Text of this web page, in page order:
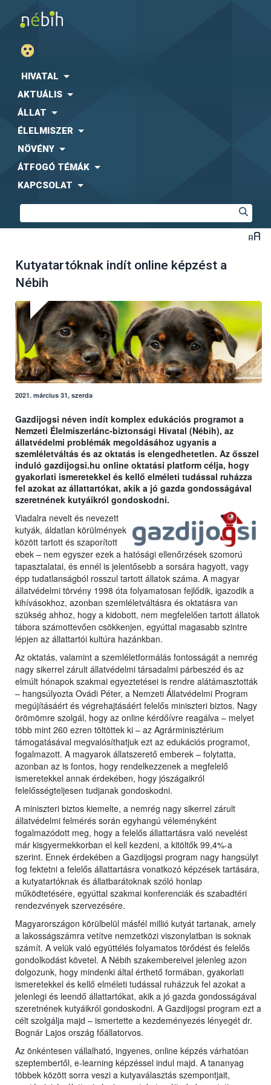
HIVATAL
AKTUÁLIS
ÁLLAT
ÉLELMISZER
NÖVÉNY
ÁTFOGÓ TÉMÁK
KAPCSOLAT
Kutyatartóknak indít online képzést a
Nébih
2021. március 31, szerda
Gazdijogsi néven indít komplex edukációs programot a
Nemzeti Élelmiszerlánc-biztonsági Hivatal (Nébih), az
állatvédelmi problémák megoldásához ugyanis a
szemléletváltás és az oktatás is elengedhetetlen. Az ősszel
induló gazdijogsi.hu online oktatási platform célja, hogy
gyakorlati ismeretekkel és kellő elméleti tudással ruházza
fel azokat az állattartókat, akik a jó gazda gondosságával
szeretnének kutyáikról gondoskodni.
Viadalra nevelt és nevezett
kutyák, áldatlan körülmények
között tartott és szaporított
ebek – nem egyszer ezek a hatósági ellenőrzések szomorú
tapasztalatai, és ennél is jelentősebb a sorsára hagyott, vagy
épp tudatlanságból rosszul tartott állatok száma. A magyar
állatvédelmi törvény 1998 óta folyamatosan fejlődik, igazodik a
kihívásokhoz, azonban szemléletváltásra és oktatásra van
szükség ahhoz, hogy a kidobott, nem megfelelően tartott állatok
tábora számottevően csökkenjen, egyúttal magasabb szintre
lépjen az állattartói kultúra hazánkban.
Az oktatás, valamint a szemléletformálás fontosságát a nemrég
nagy sikerrel zárult állatvédelmi társadalmi párbeszéd és az
elmúlt hónapok szakmai egyeztetései is rendre alátámasztották
– hangsúlyozta Ovádi Péter, a Nemzeti Állatvédelmi Program
megújításáért és végrehajtásáért felelős miniszteri biztos. Nagy
örömömre szolgál, hogy az online kérdőívre reagálva – melyet
több mint 260 ezren töltöttek ki – az Agrárminisztérium
támogatásával megvalósíthatjuk ezt az edukációs programot,
fogalmazott. A magyarok állatszerető emberek – folytatta,
azonban az is fontos, hogy rendelkezzenek a megfelelő
ismeretekkel annak érdekében, hogy jószágaikról
felelősségteljesen tudjanak gondoskodni.
A miniszteri biztos kiemelte, a nemrég nagy sikerrel zárult
állatvédelmi felmérés során egyhangú véleményként
fogalmazódott meg, hogy a felelős állattartásra való nevelést
már kisgyermekkorban el kell kezdeni, a kitöltők 99,4%-a
szerint. Ennek érdekében a Gazdijogsi program nagy hangsúlyt
fog fektetni a felelős állattartásra vonatkozó képzések tartására,
a kutyatartóknak és állatbarátoknak szóló honlap
működtetésére, egyúttal szakmai konferenciák és szabadtéri
rendezvények szervezésére.
Magyarországon körülbelül másfél millió kutyát tartanak, amely
a lakosságszámra vetítve nemzetközi viszonylatban is soknak
számít. A velük való együttélés folyamatos törődést és felelős
gondolkodást követel. A Nébih szakembereivel jelenleg azon
dolgozunk, hogy mindenki által érthető formában, gyakorlati
ismeretekkel és kellő elméleti tudással ruházzuk fel azokat a
jelenlegi és leendő állattartókat, akik a jó gazda gondosságával
szeretnének kutyáikról gondoskodni. A Gazdijogsi program ezt a
célt szolgálja majd – ismertette a kezdeményezés lényegét dr.
Bognár Lajos ország főállatorvos.
Az önkéntesen vállalható, ingyenes, online képzés várhatóan
szeptembertől, e-learning képzéssel indul majd. A tananyag
többek között sorra veszi a kutyaválasztás szempontjait,